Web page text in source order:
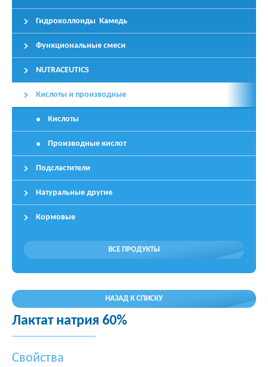
Гидроколлоиды Камедь
Функциональные смеси
NUTRACEUTICS
Кислоты и производные
Кислоты
Производные кислот
Подсластители
Натуральные другие
Кормовые
ВСЕ ПРОДУКТЫ
НАЗАД К СПИСКУ
Лактат натрия 60%
Свойства